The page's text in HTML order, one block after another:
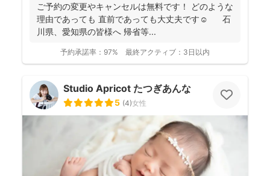
ご予約の変更やキャンセルは無料です！ どのような
理由であっても 直前であっても大丈夫です☺️ 石
川県、愛知県の皆様へ 帰省等...
予約承諾率： 97% 最終アクティブ： 3日以内
Studio Apricot たつぎあんな
5 (4)女性